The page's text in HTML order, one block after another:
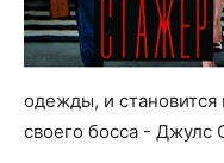
одежды, и
своего босса - Джулс